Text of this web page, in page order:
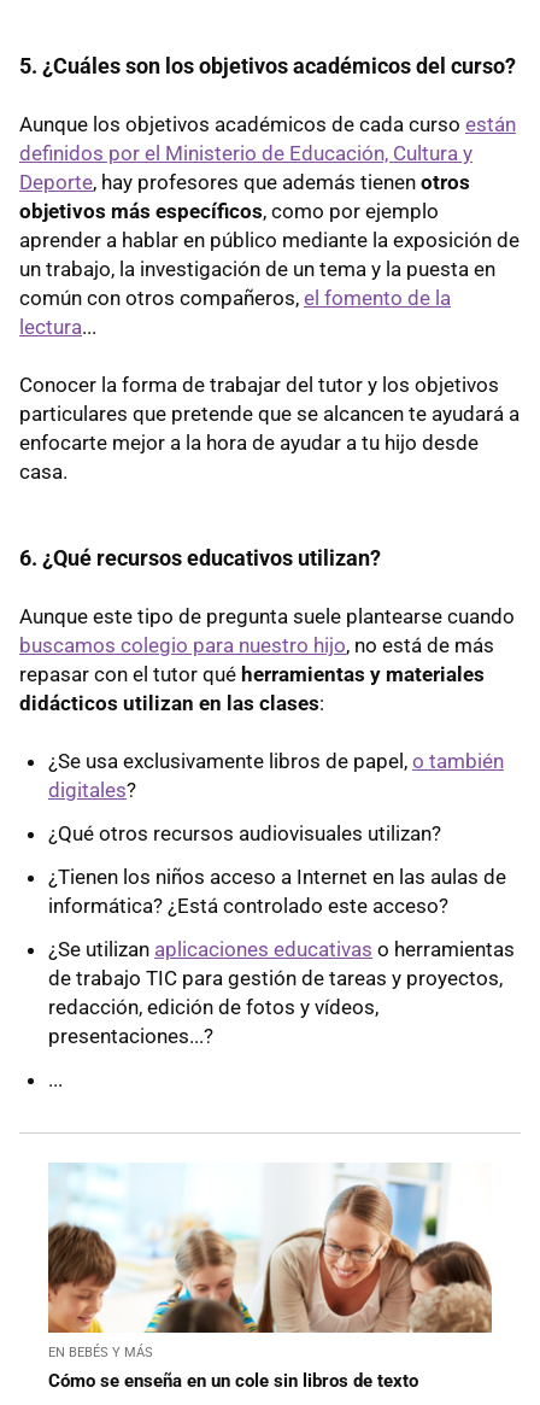
5. ¿Cuáles son los objetivos académicos del curso?
Aunque los objetivos académicos de cada curso están
definidos por el Ministerio de Educación, Cultura y
Deporte, hay profesores que además tienen otros
objetivos más específicos, como por ejemplo
aprender a hablar en público mediante la exposición de
un trabajo, la investigación de un tema y la puesta en
común con otros compañeros, el fomento de la
lectura...
Conocer la forma de trabajar del tutor y los objetivos
particulares que pretende que se alcancen te ayudará a
enfocarte mejor a la hora de ayudar a tu hijo desde
casa.
6. ¿Qué recursos educativos utilizan?
Aunque este tipo de pregunta suele plantearse cuando
buscamos colegio para nuestro hijo, no está de más
repasar con el tutor qué herramientas y materiales
didácticos utilizan en las clases:
¿Se usa exclusivamente libros de papel, o también
digitales?
¿Qué otros recursos audiovisuales utilizan?
¿Tienen los niños acceso a Internet en las aulas de
informática? ¿Está controlado este acceso?
¿Se utilizan aplicaciones educativas o herramientas
de trabajo TIC para gestión de tareas y proyectos,
redacción, edición de fotos y vídeos,
presentaciones...?
...
EN BEBÉS Y MÁS
Cómo se enseña en un cole sin libros de texto